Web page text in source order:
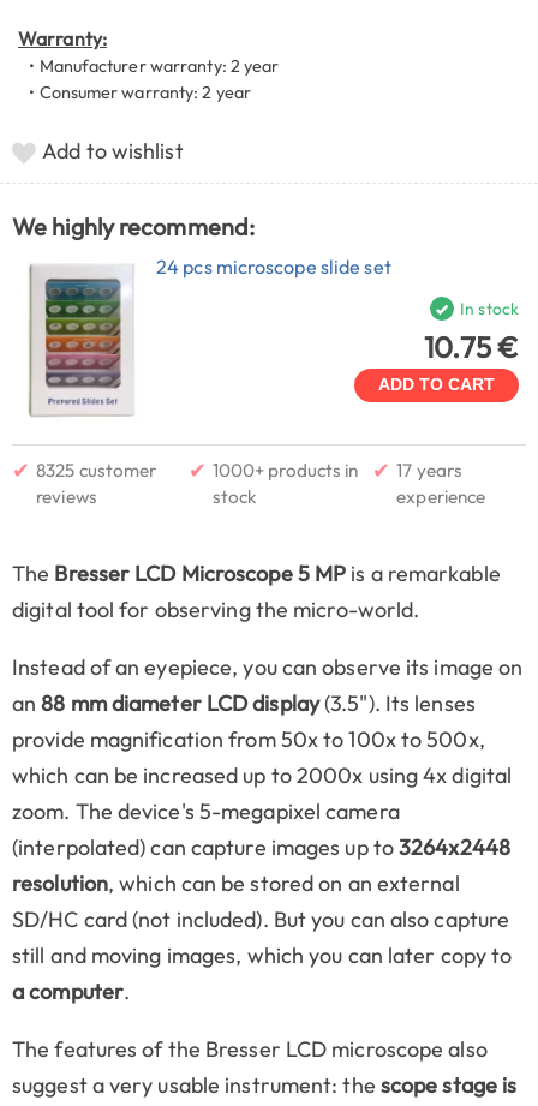
Warranty:
• Manufacturer warranty: 2 year
• Consumer warranty: 2 year
Add to wishlist
We highly recommend:
24 pcs microscope slide set
In stock
10.75 €
ADD TO CART
✔ 8325 customer
reviews
✔ 1000+ products in
stock
✔ 17 years
experience
The Bresser LCD Microscope 5 MP is a remarkable
digital tool for observing the micro-world.
Instead of an eyepiece, you can observe its image on
an88 mm diameter LCD display(3.5"). Its lenses
provide magnification from 50x to 100x to 500x,
which can be increased up to 2000x using 4x digital
zoom. The device's 5-megapixel camera
(interpolated) can capture images up to3264x2448
resolution, which can be stored on an external
SD/HC card (not included). But you can also capture
still and moving images, which you can later copy to
a computer.
The features of the Bresser LCD microscope also
suggest a very usable instrument: the scope stage is